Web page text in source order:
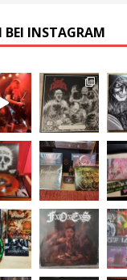
BEI INSTAGRAM